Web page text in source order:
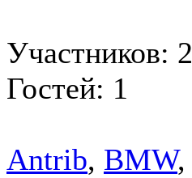
Участников: 2
Гостей: 1
Antrib, BMW,